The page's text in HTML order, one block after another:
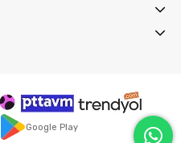
Google Play